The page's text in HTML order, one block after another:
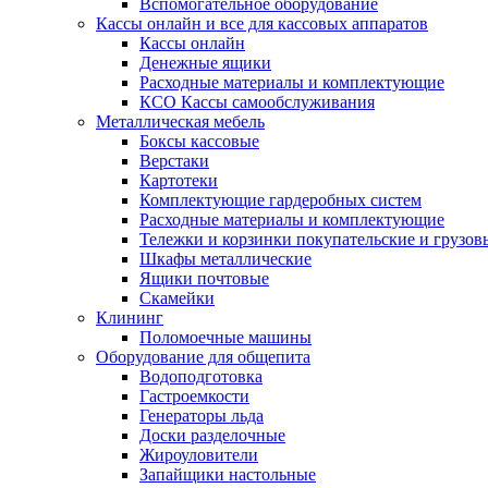
Вспомогательное оборудование
Кассы онлайн и все для кассовых аппаратов
Кассы онлайн
Денежные ящики
Расходные материалы и комплектующие
КСО Кассы самообслуживания
Металлическая мебель
Боксы кассовые
Верстаки
Картотеки
Комплектующие гардеробных систем
Расходные материалы и комплектующие
Тележки и корзинки покупательские и
Шкафы металлические
Ящики почтовые
Скамейки
Клининг
Поломоечные машины
Оборудование для общепита
Водоподготовка
Гастроемкости
Генераторы льда
Доски разделочные
Жироуловители
Запайщики настольные